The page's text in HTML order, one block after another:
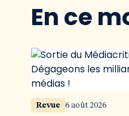
En ce
Revue 6 août 2026